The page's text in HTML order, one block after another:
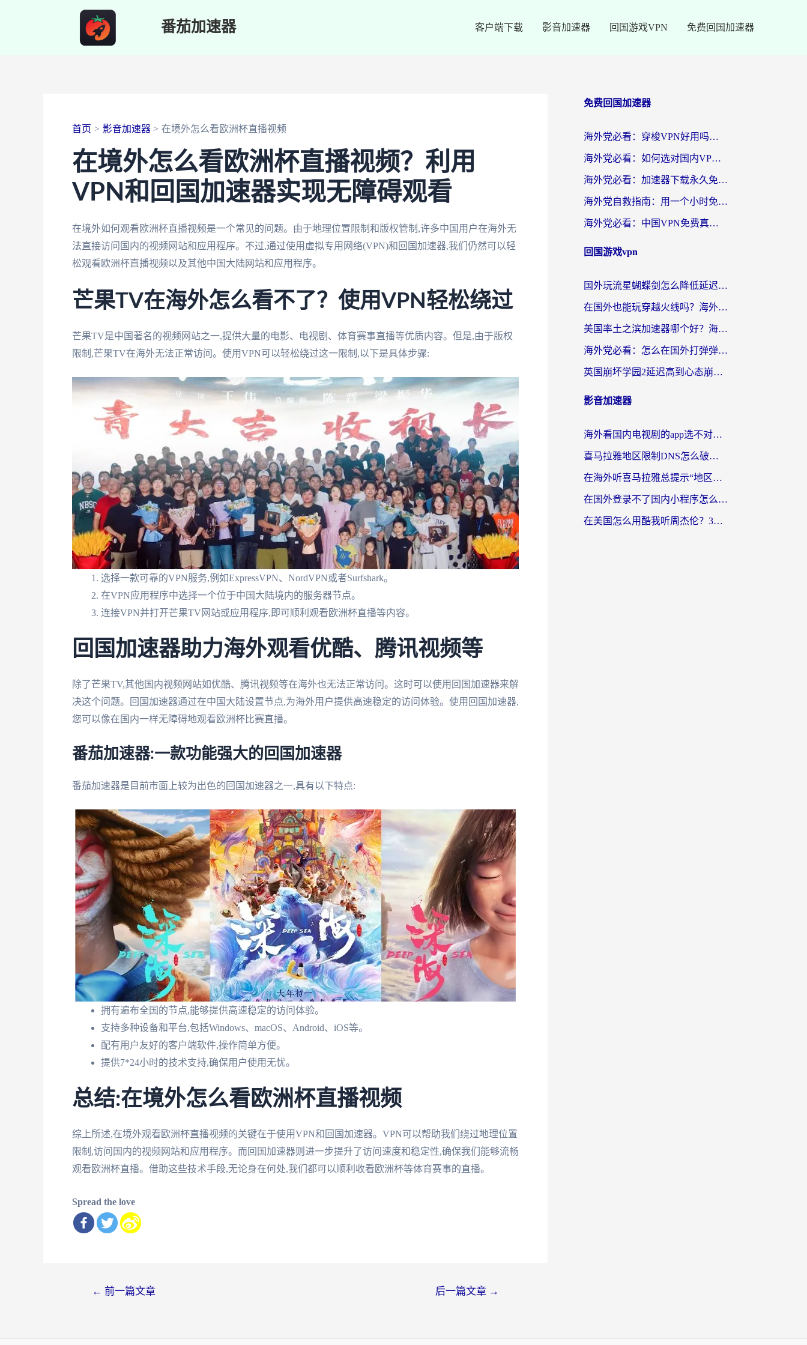
番茄加速器 客户端下载 影音加速器 回国游戏VPN 免费回国加速器
首页 影音加速器 在境外怎么看欧洲杯直播视频
在境外怎么看欧洲杯直播视频？利用
VPN和回国加速器实现无障碍观看
在境外如何观看欧洲杯直播视频是一个常见的问题。由于地理位置限制和版权管制,许多中国用户在海外无
法直接访问国内的视频网站和应用程序。不过,通过使用虚拟专用网络(VPN)和回国加速器,我们仍然可以轻
松观看欧洲杯直播视频以及其他中国大陆网站和应用程序。
芒果TV在海外怎么看不了？使用VPN轻松绕过
芒果TV是中国著名的视频网站之一,提供大量的电影、电视剧、体育赛事直播等优质内容。但是,由于版权
限制,芒果TV在海外无法正常访问。使用VPN可以轻松绕过这一限制,以下是具体步骤:
选择一款可靠的VPN服务,例如ExpressVPN、NordVPN或者Surfshark。
在VPN应用程序中选择一个位于中国大陆境内的服务器节点。
连接VPN并打开芒果TV网站或应用程序,即可顺利观看欧洲杯直播等内容。
回国加速器助力海外观看优酷、腾讯视频等
除了芒果TV,其他国内视频网站如优酷、腾讯视频等在海外也无法正常访问。这时可以使用回国加速器来解
决这个问题。回国加速器通过在中国大陆设置节点,为海外用户提供高速稳定的访问体验。使用回国加速器,
您可以像在国内一样无障碍地观看欧洲杯比赛直播。
番茄加速器:一款功能强大的回国加速器
番茄加速器是目前市面上较为出色的回国加速器之一,具有以下特点:
拥有遍布全国的节点,能够提供高速稳定的访问体验。
支持多种设备和平台,包括Windows、macOS、Android、iOS等。
配有用户友好的客户端软件,操作简单方便。
提供7*24小时的技术支持,确保用户使用无忧。
总结:在境外怎么看欧洲杯直播视频
综上所述,在境外观看欧洲杯直播视频的关键在于使用VPN和回国加速器。VPN可以帮助我们绕过地理位置
限制,访问国内的视频网站和应用程序。而回国加速器则进一步提升了访问速度和稳定性,确保我们能够流畅
观看欧洲杯直播。借助这些技术手段,无论身在何处,我们都可以顺利收看欧洲杯等体育赛事的直播。
Spread the love
← 前一篇文章 后一篇文章 →
免费回国加速器
海外党必看：穿梭VPN好用吗？和云帆VPN对比哪个回国效果更好？附真实测评+避坑指南
海外党必看：如何选对国内VPN，实现无缝访问国内资源？
海外党必看：加速器下载永久免费版真的存在吗？教你无缝访问国内资源的正确姿势
海外党自救指南：用一个小时免费加速器，轻松打破国内资源访问壁垒？
海外党必看：中国VPN免费真的靠谱吗？手把手教你选对回国加速器
回国游戏vpn
国外玩流星蝴蝶剑怎么降低延迟？海外党必看的加速秘籍（含欧洲鸣潮&彩虹岛优化攻略）
在国外也能玩穿越火线吗？海外玩家国服游戏畅玩终极指南
美国率土之滨加速器哪个好？海外党国服游戏畅玩终极指南（附多游戏解决方案）
海外党必看：怎么在国外打弹弹堂不卡？番茄加速器亲测指南
英国崩坏学园2延迟高到心态崩？海外党国服游戏加速终极指南
影音加速器
海外看国内电视剧的app选不对？这份回国加速器避坑指南帮你流畅追剧
喜马拉雅地区限制DNS怎么破？海外党听国内音乐听书的终极解决方案
在海外听喜马拉雅总提示“地区限制”？3步轻松解除+听国内音乐全攻略
在国外登录不了国内小程序怎么办？选对回国加速器，轻松解锁国内资源
在美国怎么用酷我听周杰伦？3步搞定海外听歌难题